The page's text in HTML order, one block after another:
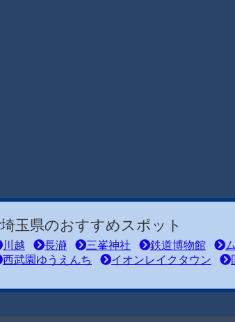
埼玉県のおすすめスポット
川越 長瀞 三峯神社 鉄道博物館
西武園ゆうえんち
イオンレイクタウン